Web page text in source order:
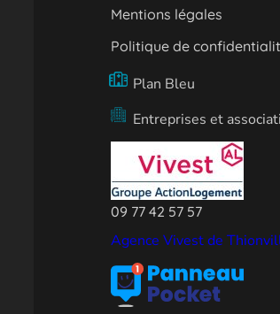
Mentions légales
Politique de
Plan Bleu
Entreprises et
09 77 42 57 57
Agence Vivest de